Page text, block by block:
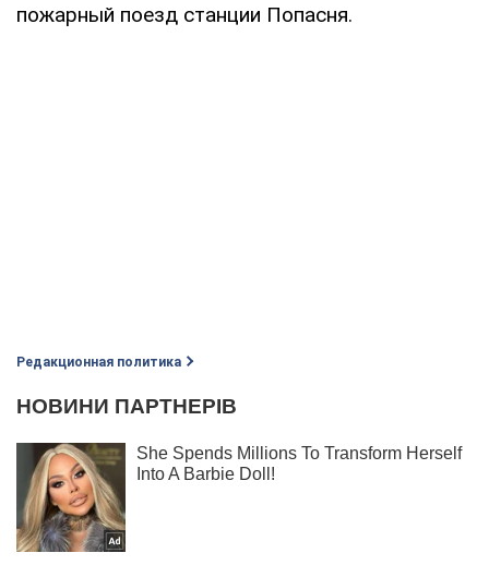
пожарный поезд станции Попасня.
Редакционная политика